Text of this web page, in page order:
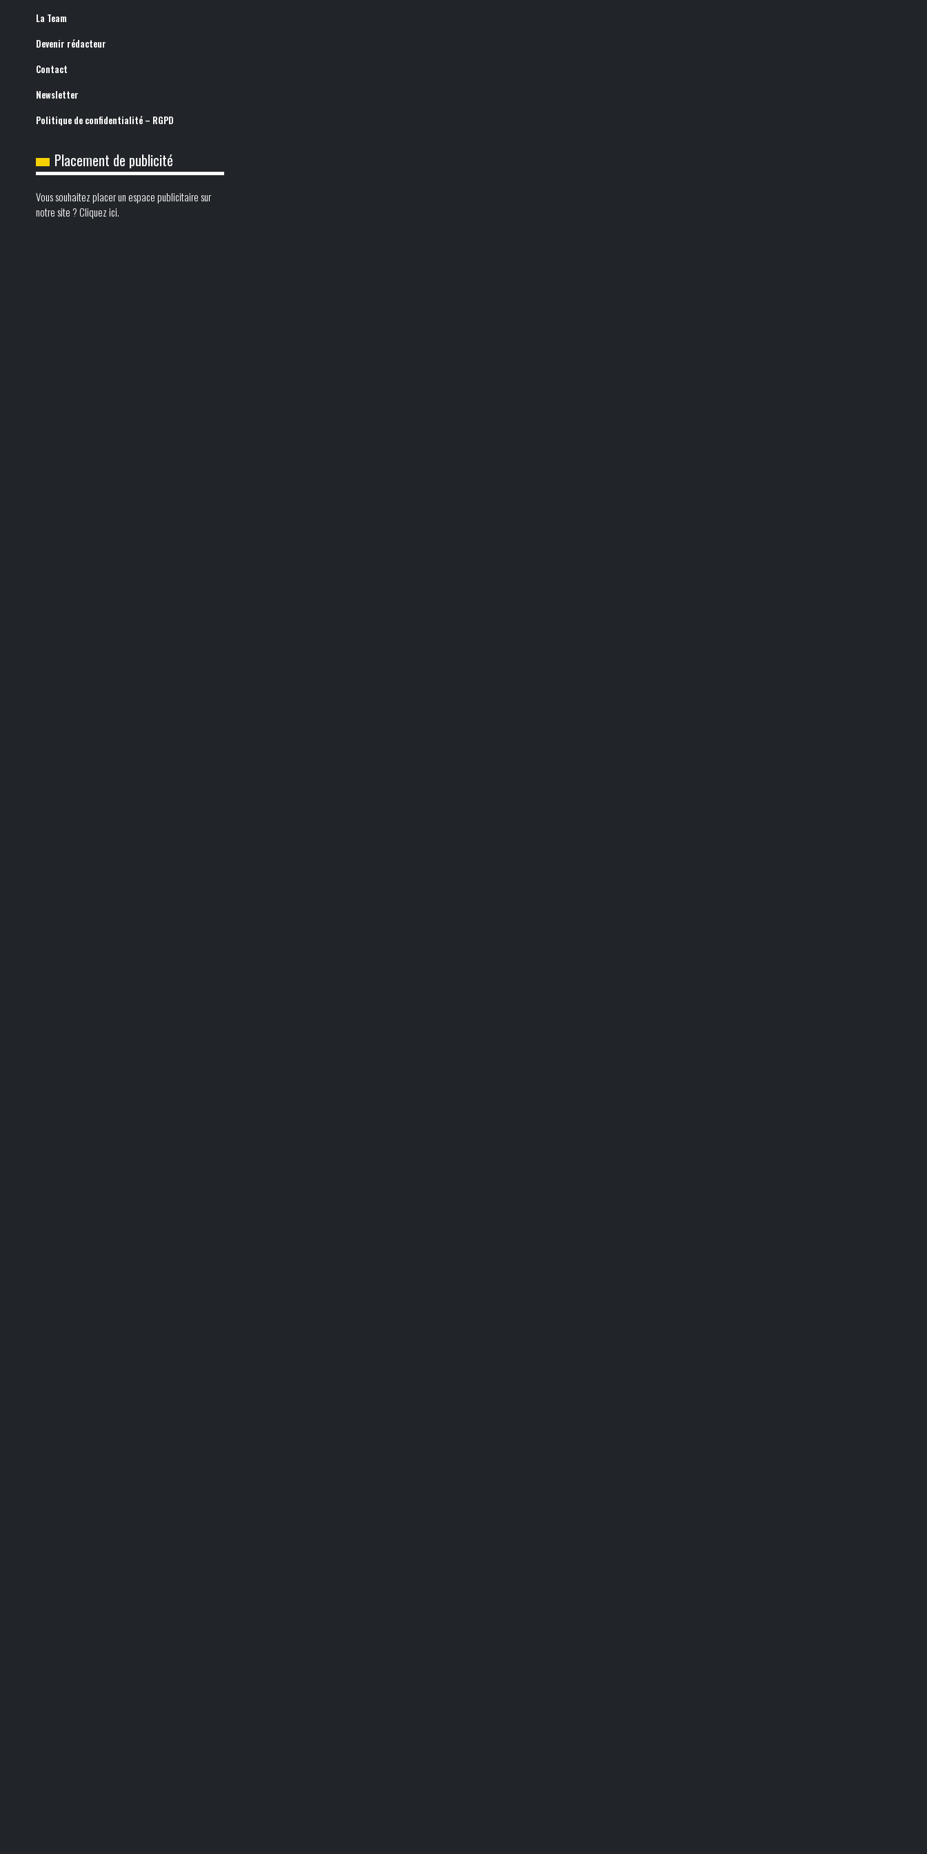
La Team
Devenir rédacteur
Contact
Newsletter
Politique de confidentialité – RGPD
Placement de publicité
Vous souhaitez placer un espace publicitaire sur
notre site ? Cliquez ici.